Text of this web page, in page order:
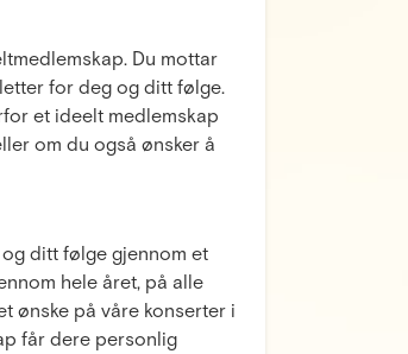
Du mottar
for deg og ditt følge.
et ideelt medlemskap
om du også ønsker å
ditt følge gjennom et
hele året, på alle
ønske på våre konserter i
får dere personlig